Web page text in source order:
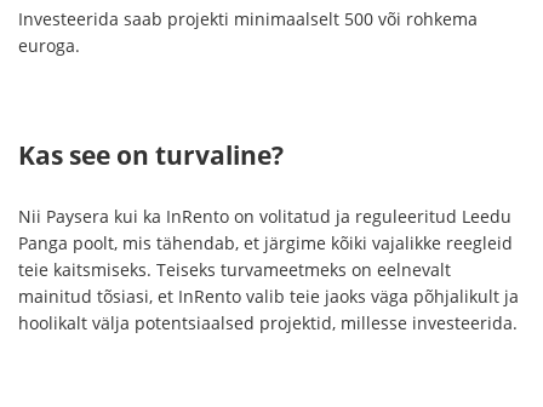
Investeerida saab projekti minimaalselt 500 või rohkema
euroga.
Kas see on turvaline?
Nii Paysera kui ka InRento on volitatud ja reguleeritud Leedu
Panga poolt, mis tähendab, et järgime kõiki vajalikke reegleid
teie kaitsmiseks. Teiseks turvameetmeks on eelnevalt
mainitud tõsiasi, et InRento valib teie jaoks väga põhjalikult ja
hoolikalt välja potentsiaalsed projektid, millesse investeerida.